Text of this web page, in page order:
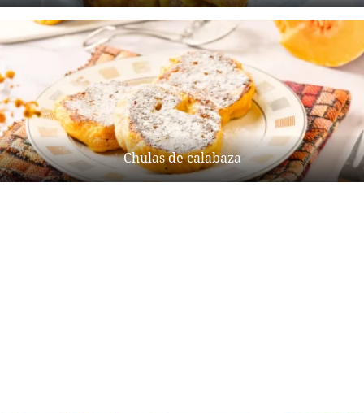
Chulas de calabaza